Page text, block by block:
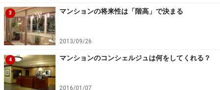
3 マンションの将来性は「階高」で決まる
2013/09/26
4 マンションのコンシェルジュは何をしてくれる？
2016/01/07